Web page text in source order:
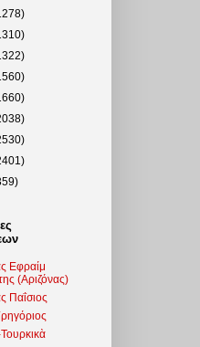
Εφραίμ
(Αριζόνας)
Παΐσιος